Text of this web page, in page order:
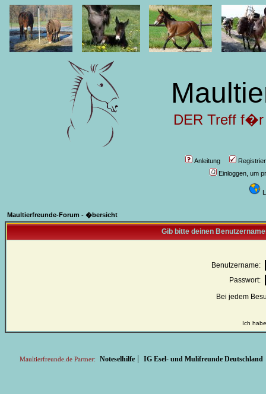
DER Treff f�r
Anleitung
Einloggen, um
Maultierfreunde-Forum - �bersicht
Gib bitte deinen
Benutzername:
Passwort:
Bei jedem
Ich
Maultierfreunde.de Partner: Noteselhilfe | IG Esel- und Mulifreunde Deutschland